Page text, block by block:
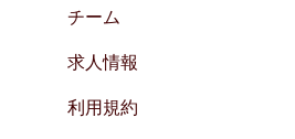
チーム
求人情報
利用規約